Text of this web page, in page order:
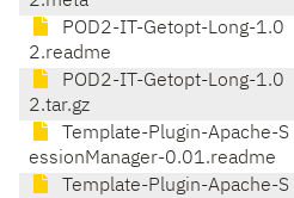
POD2-IT-Getopt-Long-1.0
2.readme
POD2-IT-Getopt-Long-1.0
2.tar.gz
Template-Plugin-Apache-S
essionManager-0.01.readme
Template-Plugin-Apache-S